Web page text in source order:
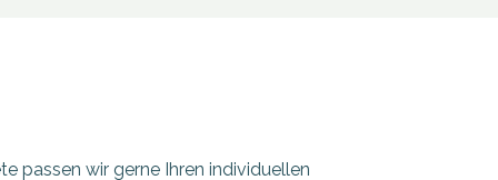
passen wir gerne Ihren individuellen